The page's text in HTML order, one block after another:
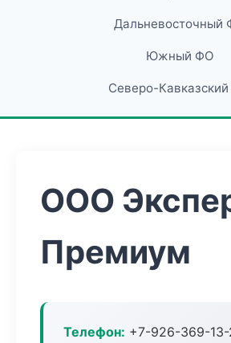
Дальневосточный
Южный ФО
Северо-
ООО
Премиум
Телефон: +7-926-369-13-